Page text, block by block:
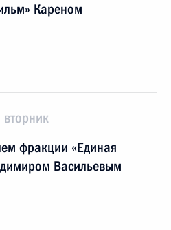
Кареном
фракции «Единая
Васильевым